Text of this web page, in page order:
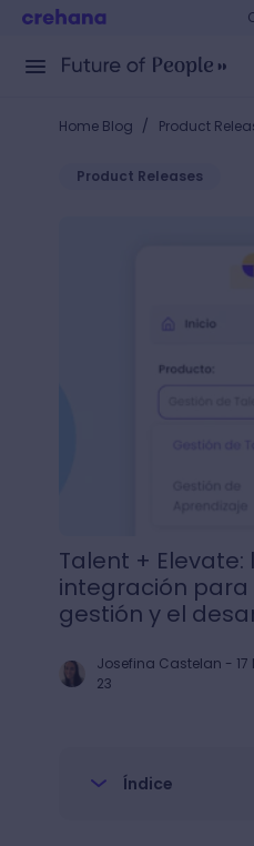
Home Blog / Product
Product Releases
Talent + Elevate:
integración
gestión y el
Josefina Castelan -
23
Índice